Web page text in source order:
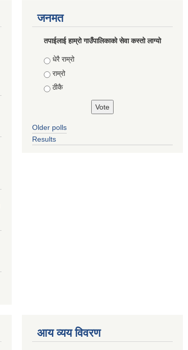
जनमत
तपाईलाई हाम्रो गाउँपालिकाको सेवा कस्तो लाग्यो
Choices
धेरै राम्रो
राम्रो
ठीकै
Older polls
Results
आय व्यय विवरण